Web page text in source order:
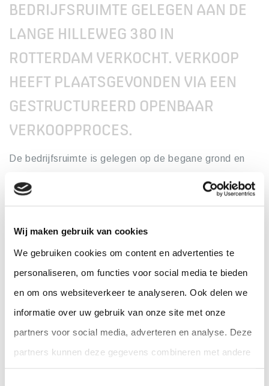
Wij maken gebruik van cookies
We gebruiken cookies om content en advertenties te
personaliseren, om functies voor social media te bieden
en om ons websiteverkeer te analyseren. Ook delen we
informatie over uw gebruik van onze site met onze
partners voor social media, adverteren en analyse. Deze
partners kunnen deze gegevens combineren met andere
informatie die u aan ze heeft verstrekt of die ze hebben
BEDRIJFSRUIMTE GELEGEN AAN DE
LANGE HILLEWEG 380 IN
ROTTERDAM VERKOCHT. VERKOOP
HEEFT PLAATSGEVONDEN VIA EEN
GESTRUCTUREERD OPENBAAR
VERKOOPPROCES.
De bedrijfsruimte is gelegen op de begane grond en
heeft een oppervlakte van circa 1.140 m². Koper zal
uitbreiding van haar activiteiten op tandheelkundig
gebied.
De Lobel & Partners – real estate experts
contactadviseerde de gemeente Rotterdam bij deze
transactie. Koper werd geadviseerd door Miedema
Makelaardij.